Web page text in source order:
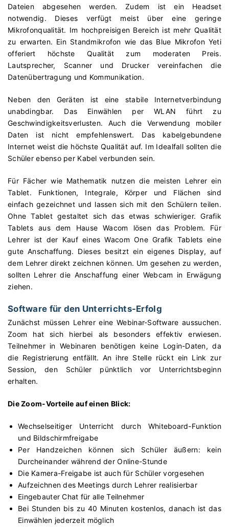
Dateien abgesehen werden. Zudem ist ein Headset
notwendig. Dieses verfügt meist über eine geringe
Mikrofonqualität. Im hochpreisigen Bereich ist mehr Qualität
zu erwarten. Ein Standmikrofon wie das Blue Mikrofon Yeti
offeriert höchste Qualität zum moderaten Preis.
Lautsprecher, Scanner und Drucker vereinfachen die
Datenübertragung und Kommunikation.
Neben den Geräten ist eine stabile Internetverbindung
unabdingbar. Das Einwählen per WLAN führt zu
Geschwindigkeitsverlusten. Auch die Verwendung mobiler
Daten ist nicht empfehlenswert. Das kabelgebundene
Internet weist die höchste Qualität auf. Im Idealfall sollten die
Schüler ebenso per Kabel verbunden sein.
Für Fächer wie Mathematik nutzen die meisten Lehrer ein
Tablet. Funktionen, Integrale, Körper und Flächen sind
einfach gezeichnet und lassen sich mit den Schülern teilen.
Ohne Tablet gestaltet sich das etwas schwieriger. Grafik
Tablets aus dem Hause Wacom lösen das Problem. Für
Lehrer ist der Kauf eines Wacom One Grafik Tablets eine
gute Anschaffung. Dieses besitzt ein eigenes Display, auf
dem Lehrer direkt zeichnen können. Um gesehen zu werden,
sollten Lehrer die Anschaffung einer Webcam in Erwägung
ziehen.
Software für den Unterrichts-Erfolg
Zunächst müssen Lehrer eine Webinar-Software aussuchen.
Zoom hat sich hierbei als besonders effektiv erwiesen.
Teilnehmer in Webinaren benötigen keine Login-Daten, da
die Registrierung entfällt. An ihre Stelle rückt ein Link zur
Session, den Schüler pünktlich vor Unterrichtsbeginn
erhalten.
Die Zoom-Vorteile auf einen Blick:
Wechselseitiger Unterricht durch Whiteboard-Funktion
und Bildschirmfreigabe
Per Handzeichen können sich Schüler äußern: kein
Durcheinander während der Online-Stunde
Die Kamera-Freigabe ist auch für Schüler vorgesehen
Aufzeichnen des Meetings durch Lehrer realisierbar
Eingebauter Chat für alle Teilnehmer
Bei Stunden bis zu 40 Minuten kostenlos, danach ist das
Einwählen jederzeit möglich